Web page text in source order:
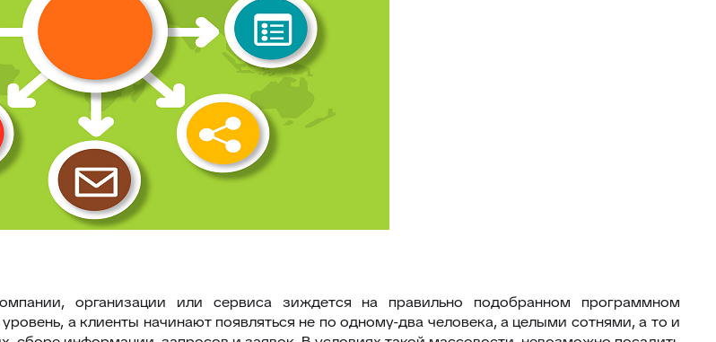
организации или сервиса зиждется на правильно подобранном программном
а клиенты начинают появляться не по одному-два человека, а целыми сотнями, а то и